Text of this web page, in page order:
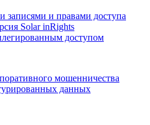
записями и правами доступа
Solar inRights
доступом
мошенничества
данных